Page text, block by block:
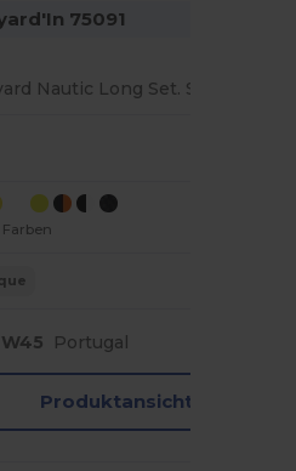
75091
Farben
W45 Portugal
Produktansicht